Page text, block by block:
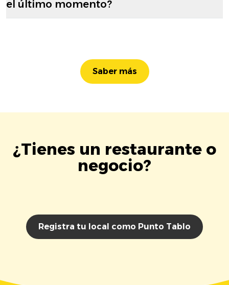
el último momento?
Saber más
¿Tienes un restaurante o
negocio?
Registra tu local como Punto Tablo